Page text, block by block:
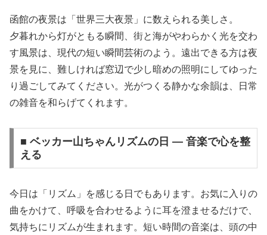
函館の夜景は「世界三大夜景」に数えられる美しさ。
夕暮れから灯がともる瞬間、街と海がやわらかく光を交わ
す風景は、現代の短い瞬間芸術のよう。遠出できる方は夜
景を見に、難しければ窓辺で少し暗めの照明にしてゆった
り過ごしてみてください。光がつくる静かな余韻は、日常
の雑音を和らげてくれます。
■ ベッカー山ちゃんリズムの日 — 音楽で心を整
える
今日は「リズム」を感じる日でもあります。お気に入りの
曲をかけて、呼吸を合わせるように耳を澄ませるだけで、
気持ちにリズムが生まれます。短い時間の音楽は、頭の中